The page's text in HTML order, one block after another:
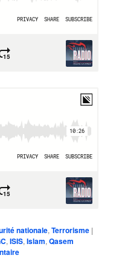
nationale,Terrorisme |
,ISIS,Islam,Qasem